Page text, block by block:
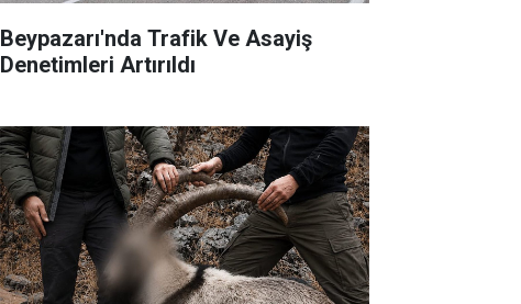
Beypazarı'nda Trafik Ve Asayiş
Denetimleri Artırıldı